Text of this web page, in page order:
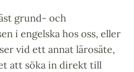
grund- och
i engelska hos oss, eller
vid ett annat lärosäte,
att söka in direkt till